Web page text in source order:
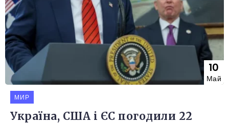
10
Май
МИР
Україна, США і ЄС погодили 22